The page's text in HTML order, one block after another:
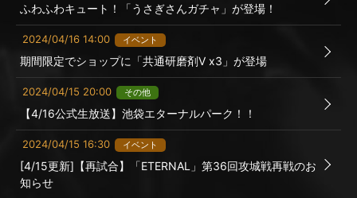
ふわふわキュート！「うさぎさんガチャ」が登場！
2024/04/16 14:00 イベント
期間限定でショップに「共通研磨剤Ⅴ x3」が登場
2024/04/15 20:00 その他
【4/16公式生放送】池袋エターナルパーク！！
2024/04/15 16:30 イベント
[4/15更新]【再試合】「ETERNAL」第36回攻城戦再戦のお
知らせ